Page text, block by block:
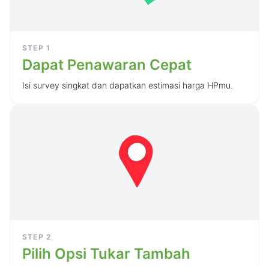
STEP 1
Dapat Penawaran Cepat
Isi survey singkat dan dapatkan estimasi harga HPmu.
STEP 2
Pilih Opsi Tukar Tambah